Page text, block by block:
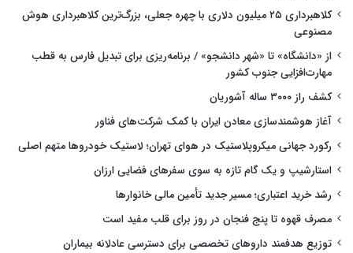
کلاهبرداری ۲۵ میلیون دلاری با چهره جعلی، بزرگ‌ترین کلاهبرداری هوش
مصنوعی
از «دانشگاه» تا «شهر دانشجو» / برنامه‌ریزی برای تبدیل فارس به قطب
مهارت‌افزایی جنوب کشور
کشف راز ۳۰۰۰ ساله آشوریان
آغاز هوشمندسازی معادن ایران با کمک شرکت‌های فناور
رکورد جهانی میکروپلاستیک در هوای تهران؛ لاستیک خودروها متهم اصلی
استارشیپ و یک گام تازه به سوی سفرهای فضایی ارزان
رشد خرید اعتباری؛ مسیر جدید تأمین مالی خانوارها
مصرف قهوه تا پنج فنجان در روز برای قلب مفید است
توزیع هدفمند داروهای تخصصی برای دسترسی عادلانه بیماران